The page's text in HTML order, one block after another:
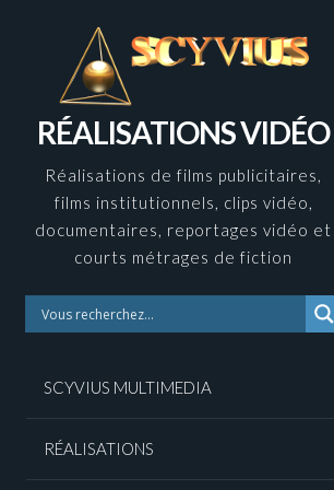
RÉALISATIONS VIDÉO
Réalisations de films publicitaires,
films institutionnels, clips vidéo,
documentaires, reportages vidéo et
courts métrages de fiction
SCYVIUS MULTIMEDIA
RÉALISATIONS